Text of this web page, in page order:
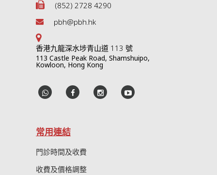
(852) 2728 4290
pbh@pbh.hk
香港九龍深水埗青山道 113 號
113 Castle Peak Road, Shamshuipo,
Kowloon, Hong Kong
常用連結
門診時間及收費
收費及價格調整